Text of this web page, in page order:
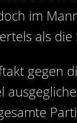
im
als
gegen